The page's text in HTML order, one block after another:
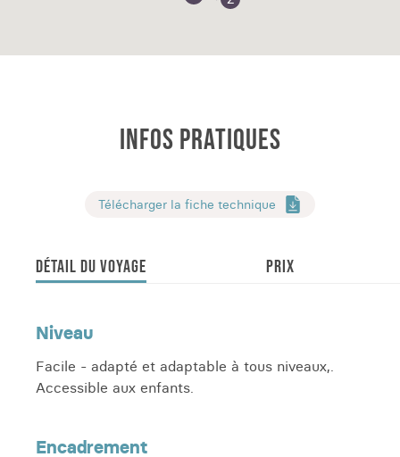
INFOS PRATIQUES
Télécharger la fiche technique
DÉTAIL DU VOYAGE PRIX
Niveau
Facile - adapté et adaptable à tous niveaux,.
Accessible aux enfants.
Encadrement